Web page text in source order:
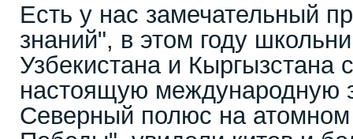
Есть у нас замечательный
знаний", в этом году
Узбекистана и Кыргызстана
настоящую международную
Северный полюс на атомном